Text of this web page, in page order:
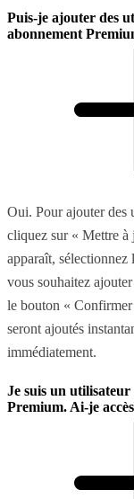
Puis-je ajouter des
abonnement
Oui. Pour ajouter des
cliquez sur « Mettre à
apparaît, sélectionnez
vous souhaitez
le bouton « Confirmer
seront ajoutés
immédiatement.
Je suis un utilisateur
Premium. Ai-je